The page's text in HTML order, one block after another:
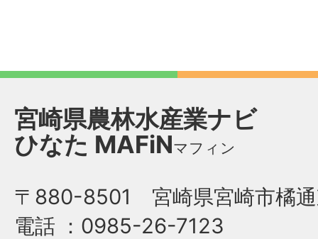
宮崎県農林水産業ナビ
ひなた MAFiNマフィン
〒880-8501 宮崎県宮崎市橘通
電話 ：0985-26-7123